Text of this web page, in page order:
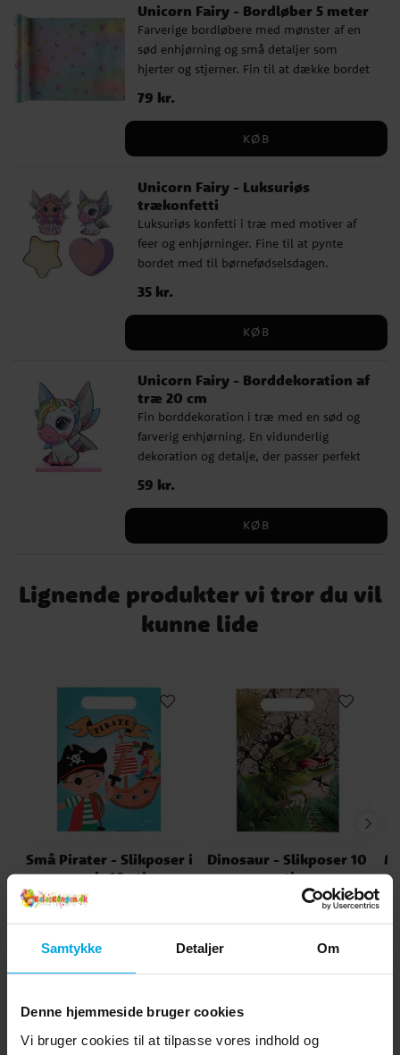
Samtykke Detaljer Om
Denne hjemmeside bruger cookies
Vi bruger cookies til at tilpasse vores indhold og
Unicorn Fairy - Bordløber 5 meter
Farverige bordløbere med mønster af en
sød enhjørning og små detaljer som
hjerter og stjerner. Fin til at dække bordet
med til dit børnefødselsdag med
enhjørningstema. Bordløberen er lavet af
Pris:79 kr.
79 kr.
KØB
Unicorn Fairy - Luksuriøs
trækonfetti
Luksuriøs konfetti i træ med motiver af
feer og enhjørninger. Fine til at pynte
bordet med til børnefødselsdagen.
Konfettien er 6,5 x 4,5 og 6,5 x 1,5 cm stor,
og i alt er der 10 stykker i en pakke.
Pris:35 kr.
35 kr.
KØB
Unicorn Fairy - Borddekoration af
træ 20 cm
Fin borddekoration i træ med en sød og
farverig enhjørning. En vidunderlig
dekoration og detalje, der passer perfekt
til det dækkede bord. Figuren sidder på en
træplade, der gør, at den står stabilt, og
som en indretningsdetalje i
Pris:59 kr.
59 kr.
KØB
Lignende produkter vi tror du vil
kunne lide
Små Pirater - Slikposer i
papir 10 stk
Pris
KØB
Dinosaur - Slikposer 10
stk
Andre købte også